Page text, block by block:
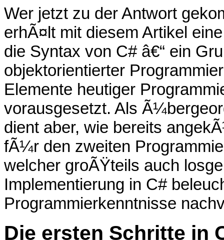
Wer jetzt zu der Antwort
erhÃ¤lt mit diesem Artikel
die Syntax von C# â€“ ein
objektorientierter
Elemente heutiger
vorausgesetzt. Als
dient aber, wie bereits
fÃ¼r den zweiten
welcher groÃŸteils auch
Implementierung in C#
Programmierkenntnisse
Die ersten Schritte in